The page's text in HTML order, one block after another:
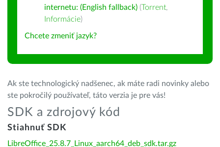
internetu: (English fallback) (Torrent,
Informácie)
Chcete zmeniť jazyk?
Ak ste technologický nadšenec, ak máte radi novinky alebo
ste pokročilý používateľ, táto verzia je pre vás!
SDK a zdrojový kód
Stiahnuť SDK
LibreOffice_25.8.7_Linux_aarch64_deb_sdk.tar.gz